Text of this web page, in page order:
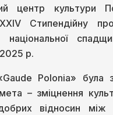
центр культури
Стипендійну
національної
р.
Polonia» була
– зміцнення
відносин